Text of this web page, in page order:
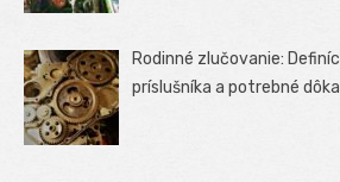
Rodinné zlučovanie:
príslušníka a potrebné